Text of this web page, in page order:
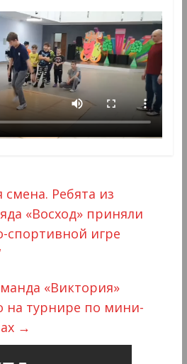
смена. Ребята из
«Восход» приняли
спортивной игре
«Виктория»
на турнире по мини-
→